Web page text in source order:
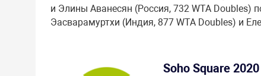
и Элины Аванесян (Россия, 732 WTA
Эасварамуртхи (Индия, 877 WTA Doubles) и
Soho Square